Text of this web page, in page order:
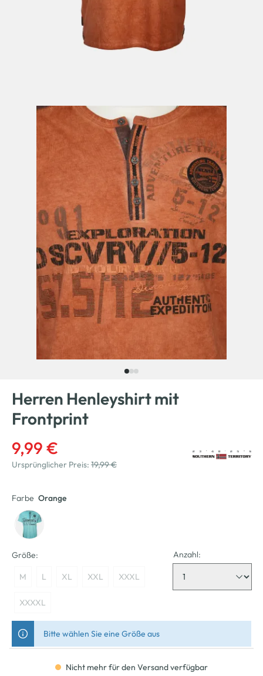
Herren Henleyshirt mit
Frontprint
9,99 €
Ursprünglicher Preis: 19,99 €
Farbe Orange
Größe:
M L XL XXL XXXL
XXXXL
Anzahl:
Bitte wählen Sie eine Größe aus
Nicht mehr für den Versand verfügbar